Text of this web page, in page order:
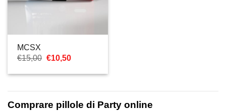
MCSX
€15,00 Il
originale
€15,00.
€10,50Il
attuale
€10,50.
Comprare pillole di Party online